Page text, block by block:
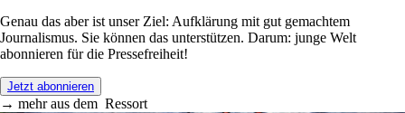
Genau das aber ist unser Ziel: Aufklärung mit gut gemachtem
Journalismus. Sie können das unterstützen. Darum: junge Welt
abonnieren für die Pressefreiheit!
Jetzt abonnieren
→ mehr aus dem Ressort